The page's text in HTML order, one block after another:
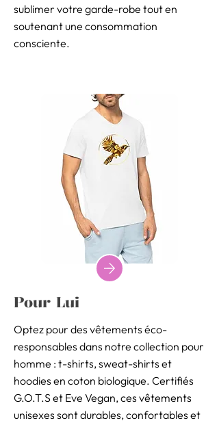
sublimer votre garde-robe tout en
soutenant une consommation
consciente.
Pour Lui
Optez pour des vêtements éco-
responsables dans notre collection pour
homme : t-shirts, sweat-shirts et
hoodies en coton biologique. Certifiés
G.O.T.S et Eve Vegan, ces vêtements
unisexes sont durables, confortables et